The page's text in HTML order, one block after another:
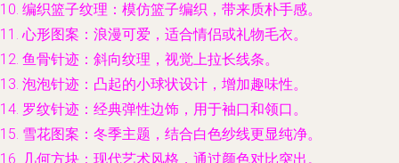
编织篮子纹理：模仿篮子编织，带来质朴手感。
心形图案：浪漫可爱，适合情侣或礼物毛衣。
鱼骨针迹：斜向纹理，视觉上拉长线条。
泡泡针迹：凸起的小球状设计，增加趣味性。
罗纹针迹：经典弹性边饰，用于袖口和领口。
雪花图案：冬季主题，结合白色纱线更显纯净。
几何方块：现代艺术风格，通过颜色对比突出。